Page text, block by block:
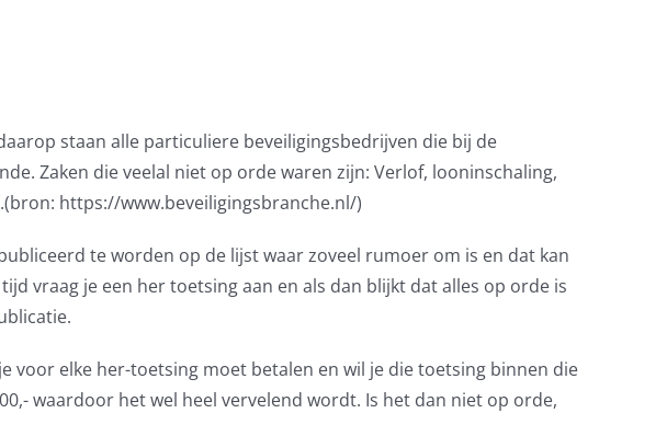
staan alle particuliere beveiligingsbedrijven die bij de
Zaken die veelal niet op orde waren zijn: Verlof, looninschaling,
https://www.beveiligingsbranche.nl/)
te worden op de lijst waar zoveel rumoer om is en dat kan
vraag je een her toetsing aan en als dan blijkt dat alles op orde is
voor elke her-toetsing moet betalen en wil je die toetsing binnen die
waardoor het wel heel vervelend wordt. Is het dan niet op orde,